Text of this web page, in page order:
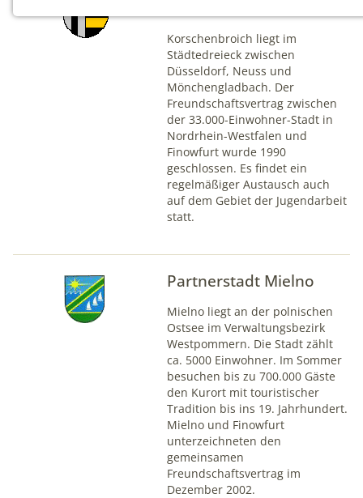
Korschenbroich liegt im
Städtedreieck zwischen
Düsseldorf, Neuss und
Mönchengladbach. Der
Freundschaftsvertrag zwischen
der 33.000-Einwohner-Stadt in
Nordrhein-Westfalen und
Finowfurt wurde 1990
geschlossen. Es findet ein
regelmäßiger Austausch auch
auf dem Gebiet der Jugendarbeit
statt.
Partnerstadt Mielno
Mielno liegt an der polnischen
Ostsee im Verwaltungsbezirk
Westpommern. Die Stadt zählt
ca. 5000 Einwohner. Im Sommer
besuchen bis zu 700.000 Gäste
den Kurort mit touristischer
Tradition bis ins 19. Jahrhundert.
Mielno und Finowfurt
unterzeichneten den
gemeinsamen
Freundschaftsvertrag im
Dezember 2002.
Notwendige Cookies werden für grundlegende
Funktionen der Website benötigt. Dadurch ist
gewährleistet, dass die Website einwandfrei funktioniert.
mtm_consent, mtm_consent_removed
Cookie Laufzeit:
1 Jahr
mindshape Cookie Consent